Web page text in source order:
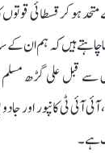
ہو کر قسطائی
چاہتے ہیں کہ ہم ان کے
قبل علی گڑھ مسلم
آئی آئی ٹی کانپور اور
ہے۔